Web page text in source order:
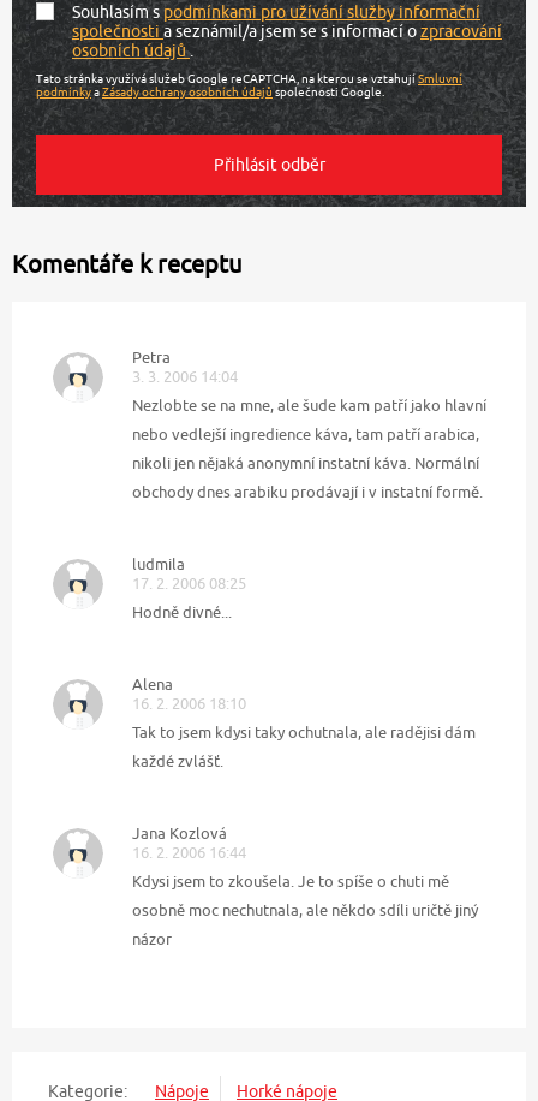
Souhlasím spodmínkami pro užívání služby informační
společnostia seznámil/a jsem se s informací ozpracování
osobních údajů.
Tato stránka využívá služeb Google reCAPTCHA, na kterou se vztahujíSmluvní
podmínkyaZásady ochrany osobních údajů společnosti Google.
Komentáře k receptu
Petra
3. 3. 2006 14:04
Nezlobte se na mne, ale šude kam patří jako hlavní
nebo vedlejší ingredience káva, tam patří arabica,
nikoli jen nějaká anonymní instatní káva. Normální
obchody dnes arabiku prodávají i v instatní formě.
ludmila
17. 2. 2006 08:25
Hodně divné...
Alena
16. 2. 2006 18:10
Tak to jsem kdysi taky ochutnala, ale radějisi dám
každé zvlášť.
Jana Kozlová
16. 2. 2006 16:44
Kdysi jsem to zkoušela. Je to spíše o chuti mě
osobně moc nechutnala, ale někdo sdíli uričtě jiný
názor
Kategorie: Nápoje Horké nápoje